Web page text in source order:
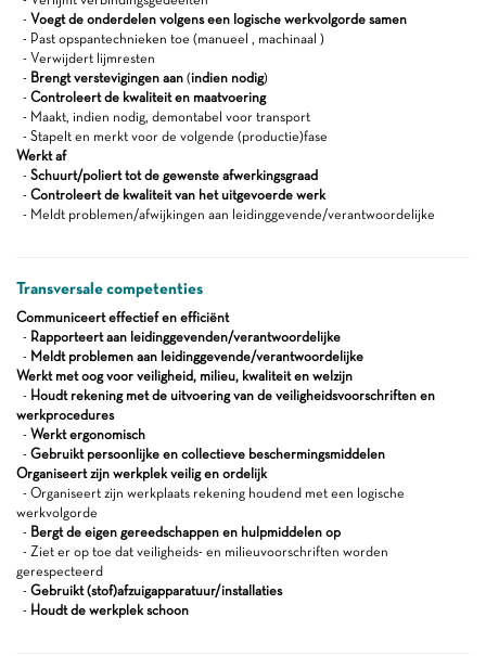
- Voegt de onderdelen volgens een logische werkvolgorde samen
- Past opspantechnieken toe (manueel , machinaal )
- Verwijdert lijmresten
- Brengt verstevigingen aan (indien nodig)
- Controleert de kwaliteit en maatvoering
- Maakt, indien nodig, demontabel voor transport
- Stapelt en merkt voor de volgende (productie)fase
Werkt af
- Schuurt/poliert tot de gewenste afwerkingsgraad
- Controleert de kwaliteit van het uitgevoerde werk
- Meldt problemen/afwijkingen aan leidinggevende/verantwoordelijke
Transversale competenties
Communiceert effectief en efficiënt
- Rapporteert aan leidinggevenden/verantwoordelijke
- Meldt problemen aan leidinggevende/verantwoordelijke
Werkt met oog voor veiligheid, milieu, kwaliteit en welzijn
- Houdt rekening met de uitvoering van de veiligheidsvoorschriften en
werkprocedures
- Werkt ergonomisch
- Gebruikt persoonlijke en collectieve beschermingsmiddelen
Organiseert zijn werkplek veilig en ordelijk
- Organiseert zijn werkplaats rekening houdend met een logische
werkvolgorde
- Bergt de eigen gereedschappen en hulpmiddelen op
- Ziet er op toe dat veiligheids- en milieuvoorschriften worden
gerespecteerd
- Gebruikt (stof)afzuigapparatuur/installaties
- Houdt de werkplek schoon